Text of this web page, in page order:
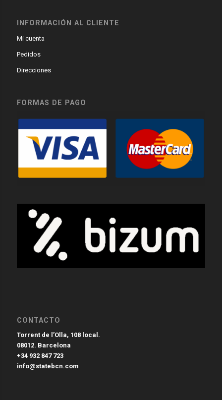
INFORMACIÓN AL CLIENTE
Mi cuenta
Pedidos
Direcciones
FORMAS DE PAGO
CONTACTO
Torrent de l’Olla, 108 local.
08012. Barcelona
+34 932 847 723
info@statebcn.com